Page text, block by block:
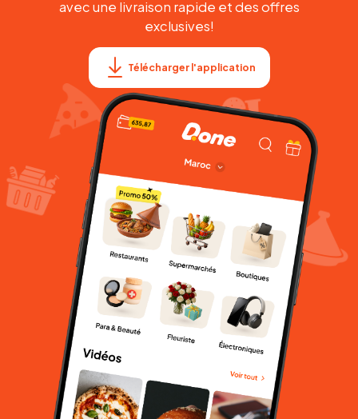
avec une livraison rapide et des offres
exclusives!
Télécharger l'application